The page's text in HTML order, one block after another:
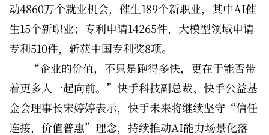
动4860万个就业机会，催生189个新职业，其中AI催
生15个新职业；专利申请14265件，大模型领域申请
专利510件，斩获中国专利奖8项。
“企业的价值，不只是跑得多快，更在于能否带
着更多人一起向前。”快手科技副总裁、快手公益基
金会理事长宋婷婷表示，快手未来将继续坚守“信任
连接，价值普惠”理念，持续推动AI能力场景化落